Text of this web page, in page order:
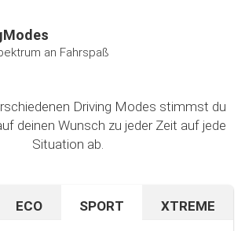
an Fahrspaß
Driving Modes stimmst du
deinen Wunsch zu jeder Zeit auf jede
Situation ab.
ECO SPORT XTREME
Terrain oder in dichtem
Fahren? Mit diesem cleveren
dem Ausprobieren unseres Sport-